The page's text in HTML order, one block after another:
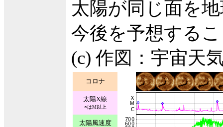
太陽が同じ面を
今後を予想する
(c) 作図：宇宙天
コロナ
太陽X線
○はM以上
太陽風速度